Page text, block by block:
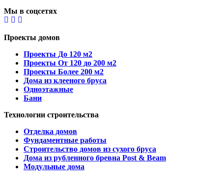
Мы в соцсетях
Проекты домов
Проекты До 120 м2
Проекты От 120 до 200 м2
Проекты Более 200 м2
Дома из клееного бруса
Одноэтажные
Бани
Технологии строительства
Отделка домов
Фундаментные работы
Строительство домов из сухого бруса
Дома из рубленного бревна Post & Beam
Модульные дома